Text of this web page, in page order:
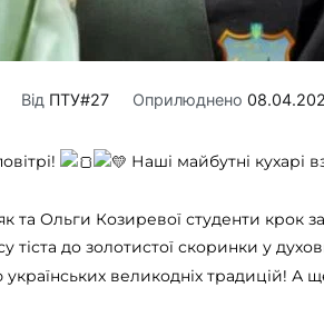
Від ПТУ#27 Оприлюднено
Наші майбутні кухарі
та Ольги Козиревої студенти крок
до золотистої скоринки у
українських великодніх традицій! А